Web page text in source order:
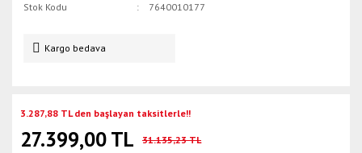
Stok Kodu
7640010177
Kargo bedava
3.287,88 TL den başlayan taksitlerle!!
27.399,00 TL 31.135,23 TL